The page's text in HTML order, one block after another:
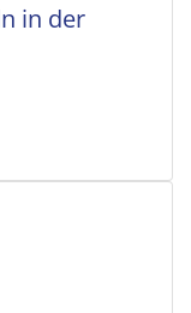
in der